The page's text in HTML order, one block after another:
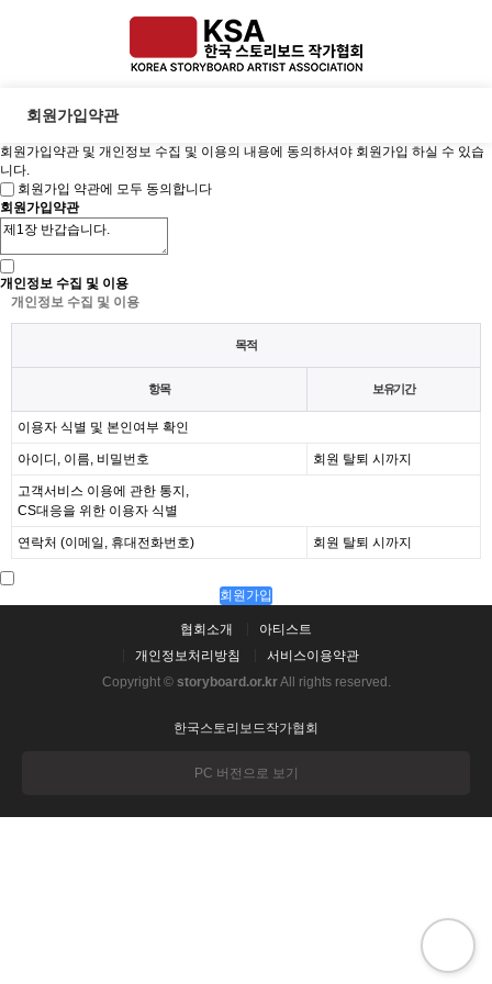
회원가입약관
회원가입약관 및 개인정보 수집 및 이용의 내용에 동의하셔야 회원가입 하실 수 있습
니다.
회원가입 약관에 모두 동의합니다
회원가입약관
개인정보 수집 및 이용
개인정보 수집 및 이용
목적
항목 보유기간
이용자 식별 및 본인여부 확인
아이디, 이름, 비밀번호 회원 탈퇴 시까지
고객서비스 이용에 관한 통지,
CS대응을 위한 이용자 식별
연락처 (이메일, 휴대전화번호) 회원 탈퇴 시까지
회원가입
협회소개
아티스트
개인정보처리방침
서비스이용약관
Copyright © storyboard.or.krAll rights reserved.
한국스토리보드작가협회
PC 버전으로 보기